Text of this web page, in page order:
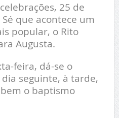
25 de
que acontece um
popular, o Rito
Augusta.
feira, dá-se o
seguinte, à tarde,
o baptismo